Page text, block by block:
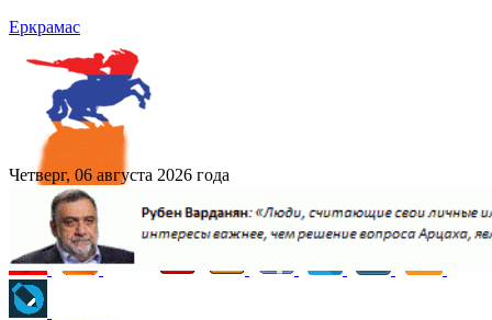
Еркрамас
Четверг, 06 августа 2026 года